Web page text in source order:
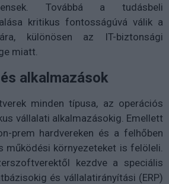
Továbbá a tudásbeli
kritikus fontosságúvá válik a
különösen az IT-biztonsági
miatt.
alkalmazások
minden típusa, az operációs
vállalati alkalmazásokig. Emellett
prem hardvereken és a felhőben
környezeteket is felöleli.
kezdve a speciális
és vállalatirányítási (ERP)